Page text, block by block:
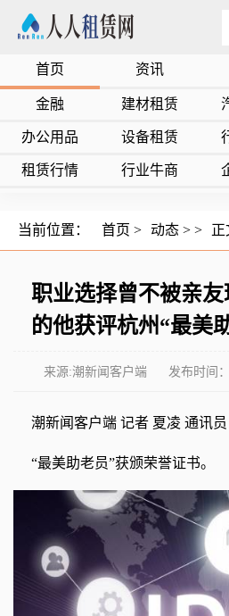
首页 资讯
金融 建材租赁
办公用品 设备租赁
租赁行情 行业牛商
当前位置： 首页 > 动态 > > 正
职业选择曾不被亲友
的他获评杭州“最美
来源:潮新闻客户端 发布时间
潮新闻客户端 记者 夏凌 通讯
“最美助老员”获颁荣誉证书。